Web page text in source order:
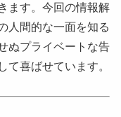
ます。今回の情報解
人間的な一面を知る
ぬプライベートな告
て喜ばせています。